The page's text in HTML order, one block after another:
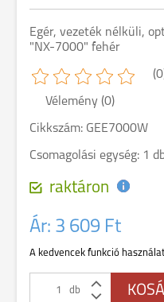
Egér, vezeték nélküli,
"NX-7000" fehér
Vélemény (0)
Cikkszám: GEE7000W
Csomagolási egység: 1
raktáron
Ár: 3 609 Ft
A kedvencek funkció
db